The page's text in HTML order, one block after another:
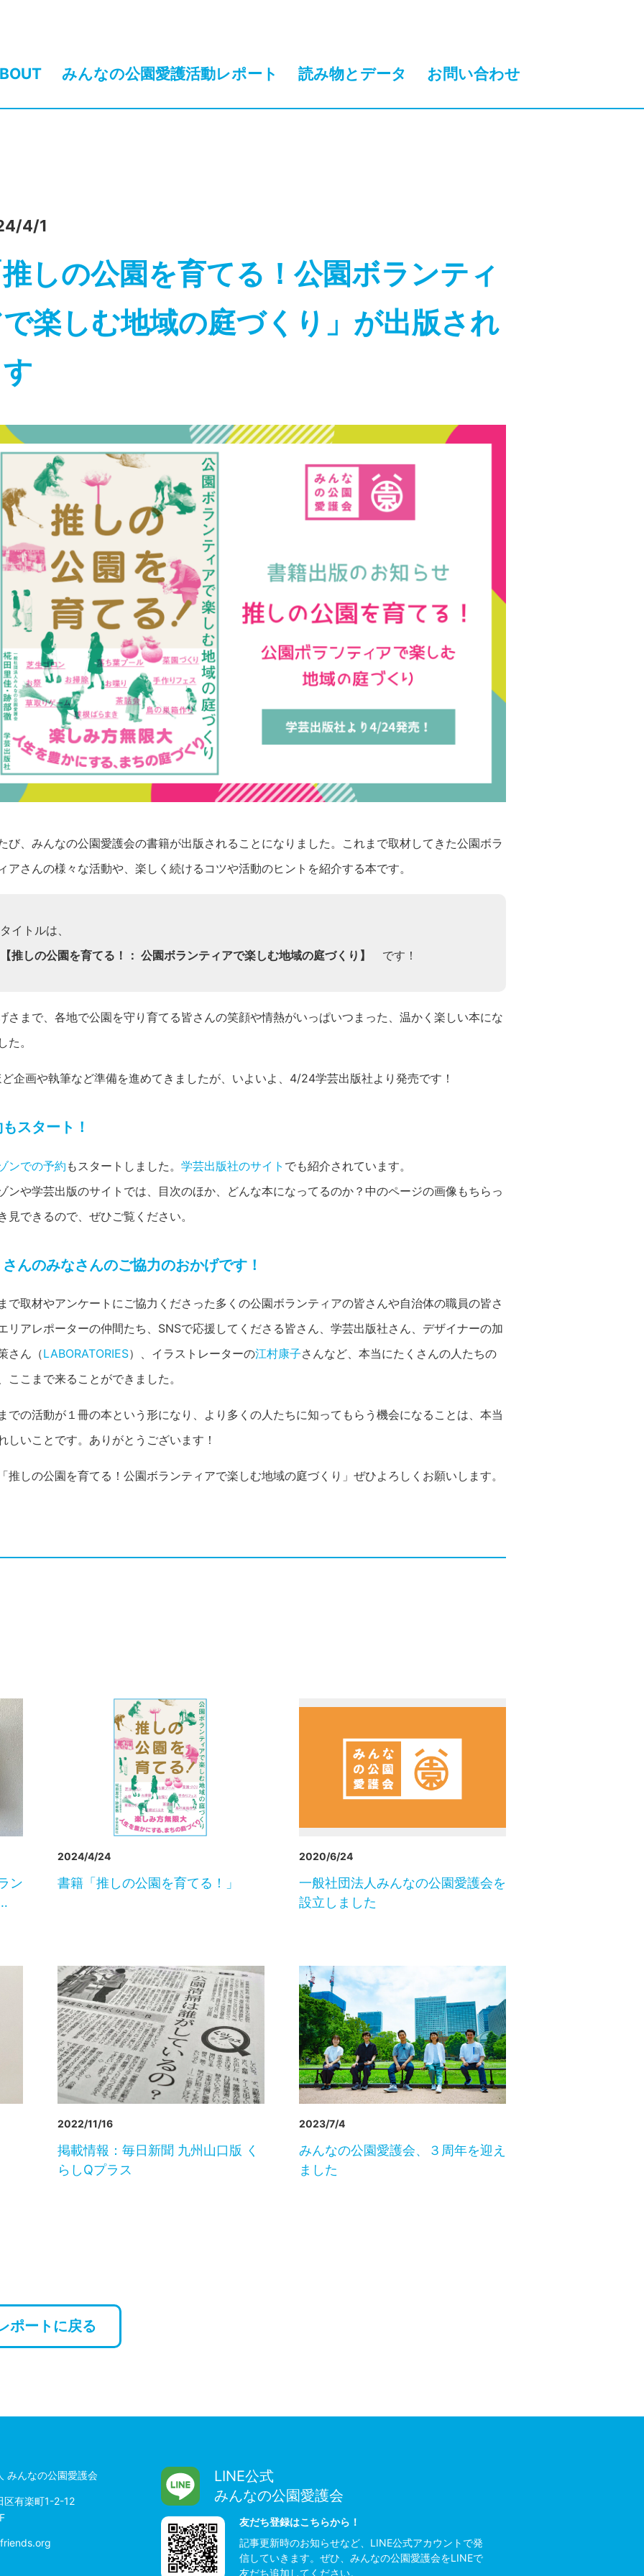
みんなの公園愛護活動レポート 読み物とデータ お問い合わせ
4/1
推しの公園を育てる！公園ボランティ
楽しむ地域の庭づくり」が出版され
び、みんなの公園愛護会の書籍が出版されることになりました。これまで取材してきた公園ボラ
アさんの様々な活動や、楽しく続けるコツや活動のヒントを紹介する本です。
タイトルは、
【推しの公園を育てる！： 公園ボランティアで楽しむ地域の庭づくり】
です！
さまで、各地で公園を守り育てる皆さんの笑顔や情熱がいっぱいつまった、温かく楽しい本にな
た。
ど企画や執筆など準備を進めてきましたが、いよいよ、4/24学芸出版社より発売です！
スタート！
ンでの予約 もスタートしました。 学芸出版社のサイト でも紹介されています。
ンや学芸出版のサイトでは、目次のほか、どんな本になってるのか？中のページの画像もちらっ
見できるので、ぜひご覧ください。
んのみなさんのご協力のおかげです！
で取材やアンケートにご協力くださった多くの公園ボランティアの皆さんや自治体の職員の皆さ
リアレポーターの仲間たち、SNSで応援してくださる皆さん、学芸出版社さん、デザイナーの加
さん（LABORATORIES）、イラストレーターの江村康子さんなど、本当にたくさんの人たちの
ここまで来ることができました。
での活動が１冊の本という形になり、より多くの人たちに知ってもらう機会になることは、本当
しいことです。ありがとうございます！
推しの公園を育てる！公園ボランティアで楽しむ地域の庭づくり」ぜひよろしくお願いします。
ン
2024/4/24
書籍「推しの公園を育てる！」
2020/6/24
一般社団法人みんなの公園愛護会を
設立しました
2022/11/16
掲載情報：毎日新聞 九州山口版 く
らしQプラス
2023/7/4
みんなの公園愛護会、３周年を迎え
ました
ポートに戻る
みんなの公園愛護会
区有楽町1-2-12
LINE公式
みんなの公園愛護会
友だち登録はこちらから！
記事更新時のお知らせなど、LINE公式アカウントで発
信していきます。ぜひ、みんなの公園愛護会をLINEで
友だち追加してください。